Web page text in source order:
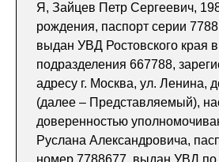
Я, Зайцев Петр Сергеевич,
рождения, паспорт серии
выдан УВД Ростовского края в
подразделения 667788,
адресу г. Москва, ул. Ленина,
(далее – Представляемый),
доверенностью
Руслана Александровича,
номер 7788677, выдан УВД